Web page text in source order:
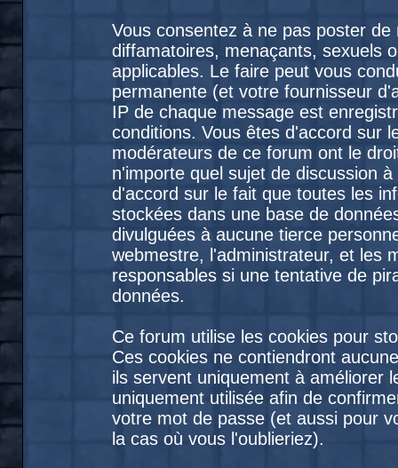
Vous consentez à ne pas poster
diffamatoires, menaçants, sexuels
applicables. Le faire peut vous
permanente (et votre fournisseur
IP de chaque message est
conditions. Vous êtes d'accord sur
modérateurs de ce forum ont le
n'importe quel sujet de discussion
d'accord sur le fait que toutes les
stockées dans une base de
divulguées à aucune tierce
webmestre, l'administrateur, et les
responsables si une tentative de
données.
Ce forum utilise les cookies pour
Ces cookies ne contiendront
ils servent uniquement à améliorer
uniquement utilisée afin de
votre mot de passe (et aussi pour
la cas où vous l'oublieriez).